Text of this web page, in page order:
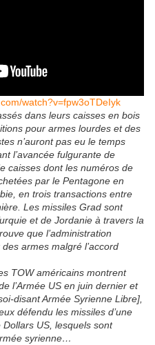
watch?v=fpw3oTDeIyk
dans leurs caisses en bois
pour armes lourdes et des
n’auront pas eu le temps
l’avancée fulgurante de
caisses dont les numéros de
par le Pentagone en
en trois transactions entre
Les missiles Grad sont
et de Jordanie à travers la
que l’administration
armes malgré l’accord
TOW américains montrent
l’Armée US en juin dernier et
disant Armée Syrienne Libre],
défendu les missiles d’une
US, lesquels sont
syrienne…